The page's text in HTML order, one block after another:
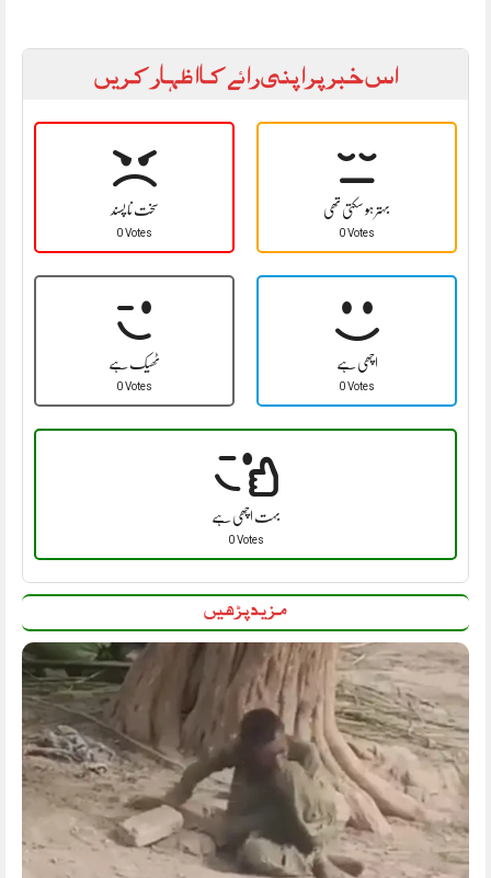
اس خبر پر اپنی رائے کا اظہار کریں
سخت نا پسند
0 Votes
بہتر ہو سکتی تھی
0 Votes
ٹھیک ہے
0 Votes
اچھی ہے
0 Votes
بہت اچھی ہے
0 Votes
مزید پڑھیں